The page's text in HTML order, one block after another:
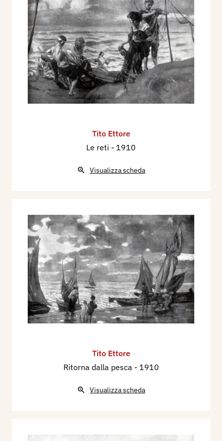
Tito Ettore
Le reti - 1910
Visualizza scheda
Tito Ettore
Ritorna dalla pesca - 1910
Visualizza scheda